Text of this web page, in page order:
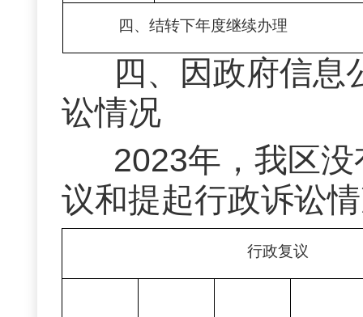
四、结转下年度继续办理
四、
因政府信息
讼情况
2023年，我区
议和提起行政诉讼
行政复议